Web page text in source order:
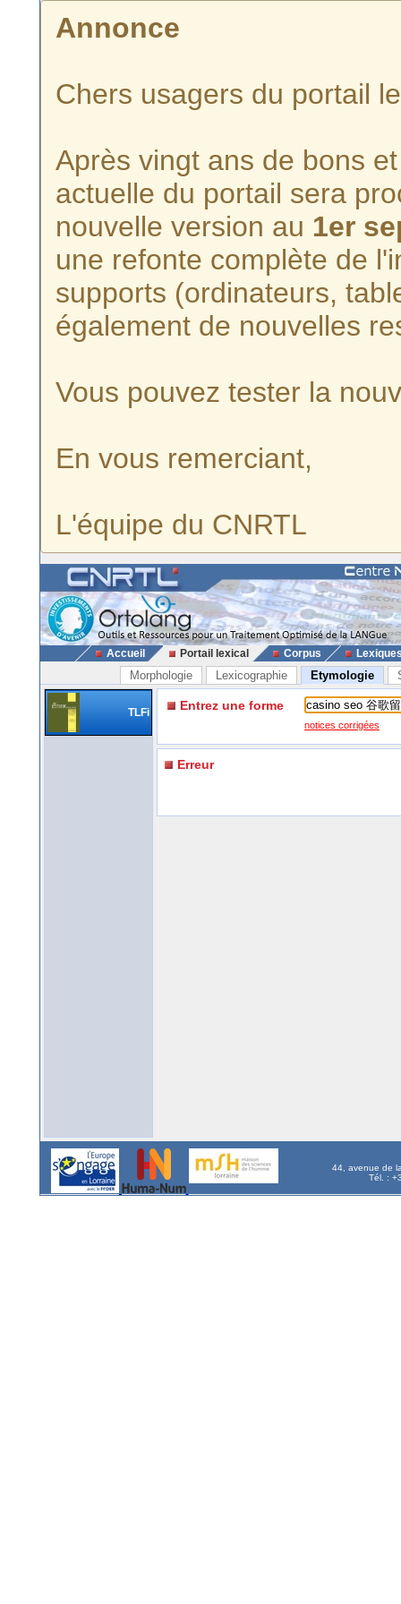
Annonce
Chers usagers du portail
Après vingt ans de bons
actuelle du portail sera
nouvelle version au 1er
une refonte complète de
supports (ordinateurs,
également de nouvelles
Vous pouvez tester la
En vous remerciant,
L'équipe du CNRTL
Accueil Portail lexical Corpus
Morphologie Lexicographie Etymologie
TLFi Entrez une forme
notices corrigées
Erreur
44, avenue de
Tél. :